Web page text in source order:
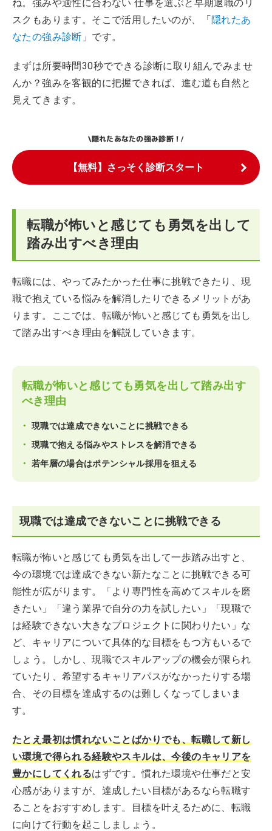
ね。強みや適性に合わない 仕事を選ぶと早期退職のリ
スクもあります。そこで活用したいのが、「隠れたあ
なたの強み診断 」です。
まずは所要時間30秒でできる診断に取り組んでみませ
んか？強みを客観的に把握できれば、進む道も自然と
見えてきます。
\隠れたあなたの強み診断！/
【無料】さっそく診断スタート
転職が怖いと感じても勇気を出して
踏み出すべき理由
転職には、やってみたかった仕事に挑戦できたり、現
職で抱えている悩みを解消したりできるメリットがあ
ります。ここでは、転職が怖いと感じても勇気を出し
て踏み出すべき理由を解説していきます。
転職が怖いと感じても勇気を出して踏み出す
べき理由
現職では達成できないことに挑戦できる
現職で抱える悩みやストレスを解消できる
若年層の場合はポテンシャル採用を狙える
現職では達成できないことに挑戦できる
転職が怖いと感じても勇気を出して一歩踏み出すと、
今の環境では達成できない新たなことに挑戦できる可
能性が広がります。「より専門性を高めてスキルを磨
きたい」「違う業界で自分の力を試したい」「現職で
は経験できない大きなプロジェクトに関わりたい」な
ど、キャリアについて具体的な目標をもつ方もいるで
しょう。しかし、現職でスキルアップの機会が限られ
ていたり、希望するキャリアパスがなかったりする場
合、その目標を達成するのは難しくなってしまいま
す。
たとえ最初は慣れないことばかりでも、転職して新し
い環境で得られる経験やスキルは、今後のキャリアを
豊かにしてくれるはずです。慣れた環境や仕事だと安
心感がありますが、達成したい目標があるなら転職す
ることをおすすめします。目標を叶えるために、転職
に向けて行動を起こしましょう。